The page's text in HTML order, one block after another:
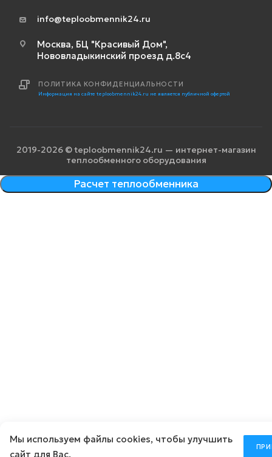
info@teploobmennik24.ru
Москва, БЦ "Красивый Дом",
Нововладыкинский проезд д.8с4
ПОЛИТИКА КОНФИДЕНЦИАЛЬНОСТИ
Информация на сайте teploobmennik24.ru не является публичной офертой
2019-2026 © teploobmennik24.ru — интернет-магазин
теплообменного оборудования
Мы используем файлы cookies, чтобы улучшить
сайт для Вас.
Расчет теплообменника